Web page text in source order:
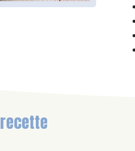
recette